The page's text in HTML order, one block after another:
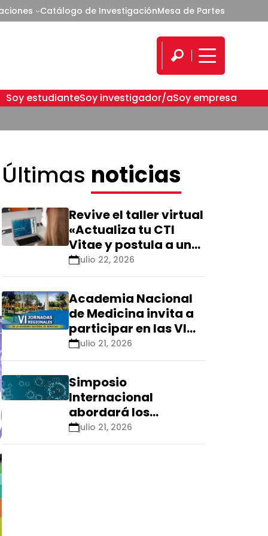
Catálogo de InvestigaciónMesa de Partes
Soy estudianteSoy investigador/aSoy empresa
Últimas noticias
Revive el taller virtual
«Actualiza tu CTI
Vitae y postula a una
nueva calificación
Renacyt»
julio 22, 2026
Academia Nacional
de Medicina invita a
participar en las VI
Jornadas Regionales
que se realizarán en
Ica
julio 21, 2026
Simposio
Internacional
abordará los
aspectos éticos de
las tecnologías
julio 21, 2026